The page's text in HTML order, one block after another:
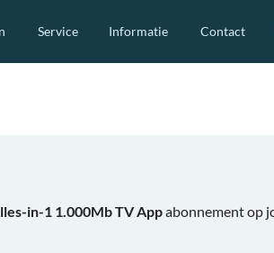
Service Informatie Contact
in-1 1.000Mb TV Appabonnement op